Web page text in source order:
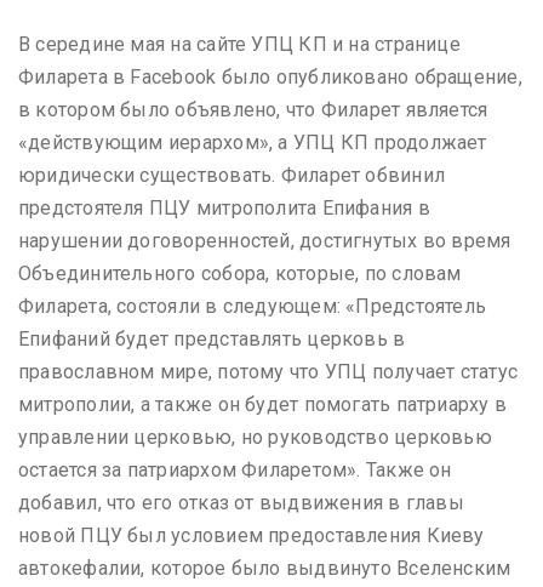
В середине мая на сайте УПЦ КП и на странице
Филарета в Facebook было опубликовано обращение,
в котором было объявлено, что Филарет является
«действующим иерархом», а УПЦ КП продолжает
юридически существовать. Филарет обвинил
предстоятеля ПЦУ митрополита Епифания в
нарушении договоренностей, достигнутых во время
Объединительного собора, которые, по словам
Филарета, состояли в следующем: «Предстоятель
Епифаний будет представлять церковь в
православном мире, потому что УПЦ получает статус
митрополии, а также он будет помогать патриарху в
управлении церковью, но руководство церковью
остается за патриархом Филаретом». Также он
добавил, что его отказ от выдвижения в главы
новой ПЦУ был условием предоставления Киеву
автокефалии, которое было выдвинуто Вселенским